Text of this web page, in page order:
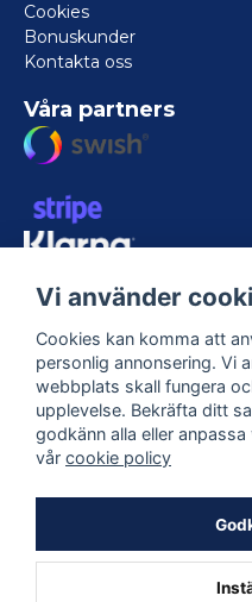
Cookies
Bonuskunder
Kontakta oss
Våra partners
Följ oss
Vi använder
Cookies kan komma att
personlig annonsering. Vi
webbplats skall fungera
upplevelse. Bekräfta ditt
godkänn alla eller
vår cookie policy